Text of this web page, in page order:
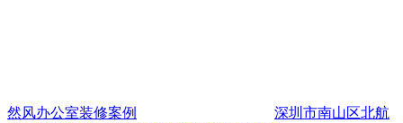
然风办公室装修案例
深圳市南山区北航